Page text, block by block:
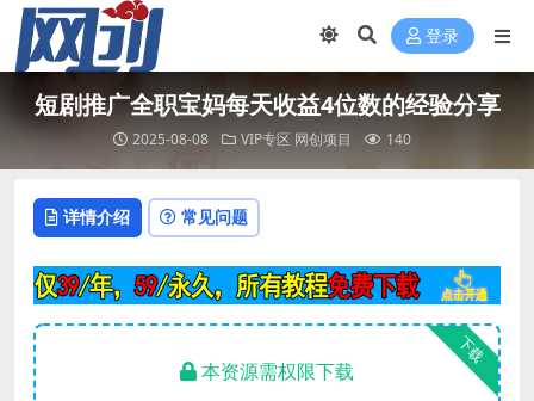
登录
短剧推广全职宝妈每天收益4位数的经验分享
2025-08-08 VIP专区 网创项目 140
详情介绍 常见问题
下载
本资源需权限下载